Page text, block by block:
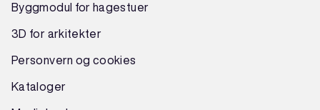
Byggmodul for hagestuer
3D for arkitekter
Personvern og cookies
Kataloger